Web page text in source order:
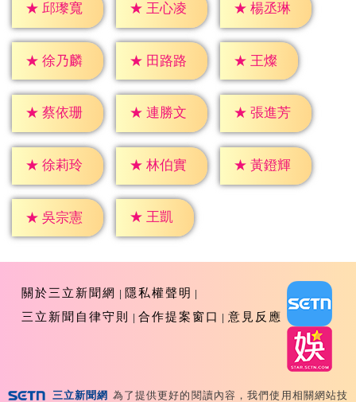
★ 邱瓈寬 ★ 王心凌 ★ 楊丞琳
★ 徐乃麟 ★ 田路路 ★ 王燦
★ 蔡依珊 ★ 連勝文 ★ 張進芳
★ 徐莉玲 ★ 林伯實 ★ 黃鐙輝
★ 吳宗憲 ★ 王凱
關於三立新聞網
隱私權聲明
三立新聞自律守則
合作提案窗口 意見反應
三立新聞網 為了提供更好的閱讀內容，我們使用相關網站技